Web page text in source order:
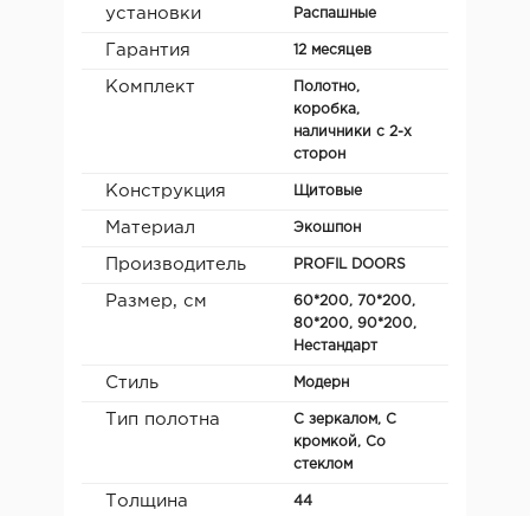
установки
Распашные
Гарантия 12 месяцев
Комплект
Полотно,
коробка,
наличники с 2-х
сторон
Конструкция Щитовые
Материал Экошпон
Производитель PROFIL DOORS
Размер, см
60*200, 70*200,
80*200, 90*200,
Нестандарт
Стиль Модерн
Тип полотна
С зеркалом, С
кромкой, Со
стеклом
Толщина
44